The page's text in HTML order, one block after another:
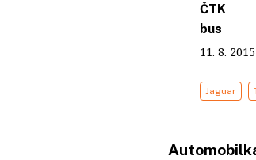
ČTK
bus
11. 8. 2015
Jaguar